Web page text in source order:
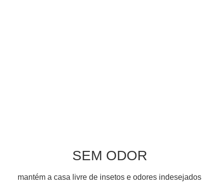
SEM ODOR
mantém a casa livre de insetos e odores indesejados